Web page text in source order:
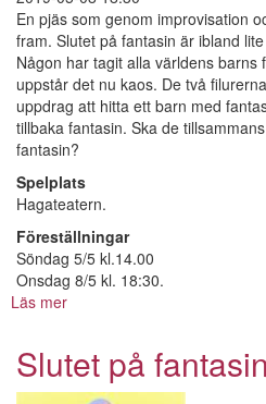
En pjäs som genom improvisation
fram. Slutet på fantasin är ibland
Någon har tagit alla världens barns
uppstår det nu kaos. De två
uppdrag att hitta ett barn med
tillbaka fantasin. Ska de
fantasin?
Spelplats
Hagateatern.
Föreställningar
Söndag 5/5 kl.14.00
Onsdag 8/5 kl. 18:30.
Läs mer
fantasin.
Slutet på